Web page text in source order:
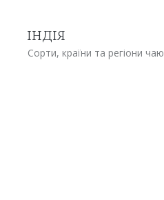
ІНДІЯ
Сорти, країни та регіони чаю